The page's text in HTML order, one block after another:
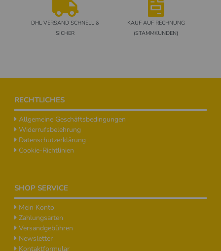
DHL VERSAND SCHNELL &
SICHER
KAUF AUF RECHNUNG
(STAMMKUNDEN)
RECHTLICHES
Allgemeine Geschäftsbedingungen
Widerrufsbelehrung
Datenschutzerklärung
Cookie-Richtlinien
SHOP SERVICE
Mein Konto
Zahlungsarten
Versandgebühren
Newsletter
Kontaktformular